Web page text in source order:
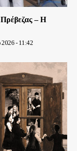
– Η
2026 - 11:42